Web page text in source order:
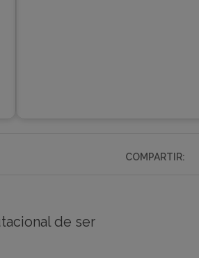
COMPARTIR:
de ser